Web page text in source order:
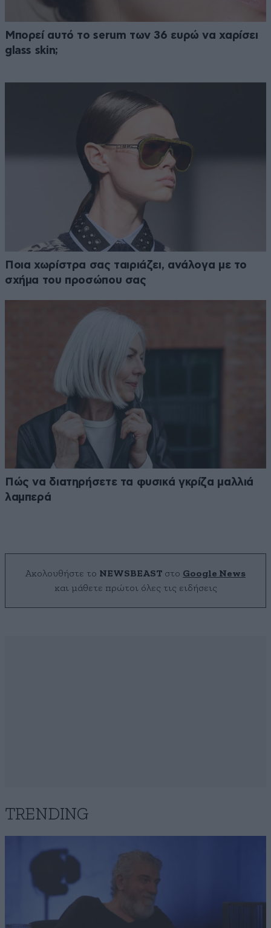
Μπορεί αυτό το serum των 36 ευρώ να χαρίσει
glass skin;
Ποια χωρίστρα σας ταιριάζει, ανάλογα με το
σχήμα του προσώπου σας
Πώς να διατηρήσετε τα φυσικά γκρίζα μαλλιά
λαμπερά
Ακολουθήστε το NEWSBEAST στο Google News
και μάθετε πρώτοι όλες τις ειδήσεις
TRENDING